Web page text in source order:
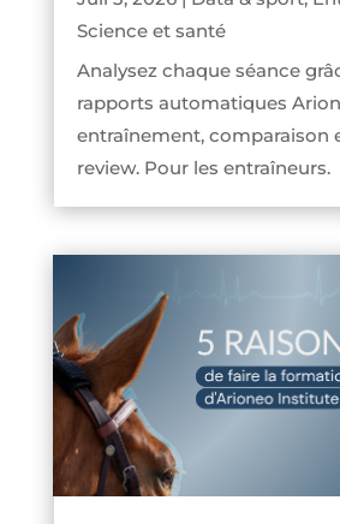
Science et santé
Analysez chaque séance
rapports automatiques
entraînement, comparaison
review. Pour les entraîneurs.